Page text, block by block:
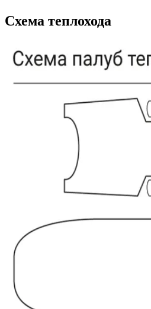
Схема теплохода